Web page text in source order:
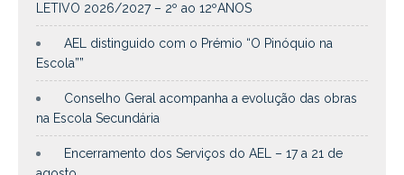
LETIVO 2026/2027 – 2º ao 12ºANOS
AEL distinguido com o Prémio “O Pinóquio na
Escola””
Conselho Geral acompanha a evolução das obras
na Escola Secundária
Encerramento dos Serviços do AEL – 17 a 21 de